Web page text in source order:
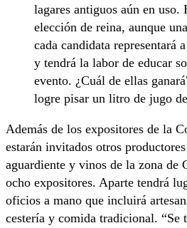
lagares antiguos aún en uso.
elección de reina, aunque
cada candidata representará
y tendrá la labor de educar
evento. ¿Cuál de ellas
logre pisar un litro de jugo
Además de los expositores de la
estarán invitados otros
aguardiente y vinos de la zona de
ocho expositores. Aparte tendrá
oficios a mano que incluirá
cestería y comida tradicional. “Se